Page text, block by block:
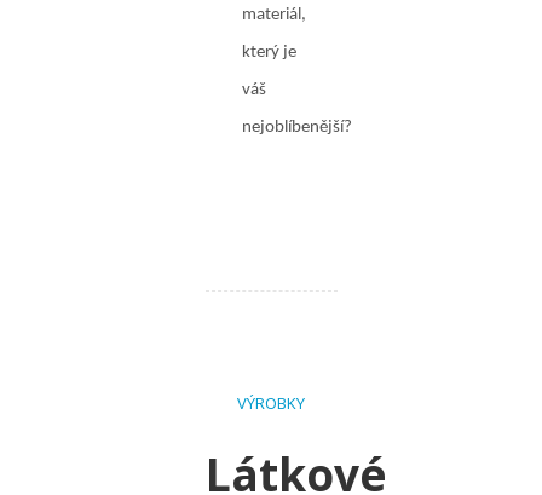
materiál,
který je
váš
nejoblíbenější?
VÝROBKY
Látkové